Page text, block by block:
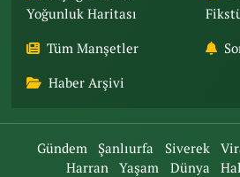
Yoğunluk Haritası
Tüm Manşetler
Haber Arşivi
Gündem Şanlıurfa Siverek
Harran
Yaşam Dünya